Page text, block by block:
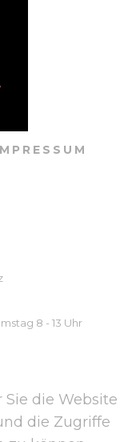
8 - 13 Uhr
die Website
die Zugriffe